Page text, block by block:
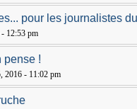
pour les journalistes
12:53 pm
pense !
2016 - 11:02 pm